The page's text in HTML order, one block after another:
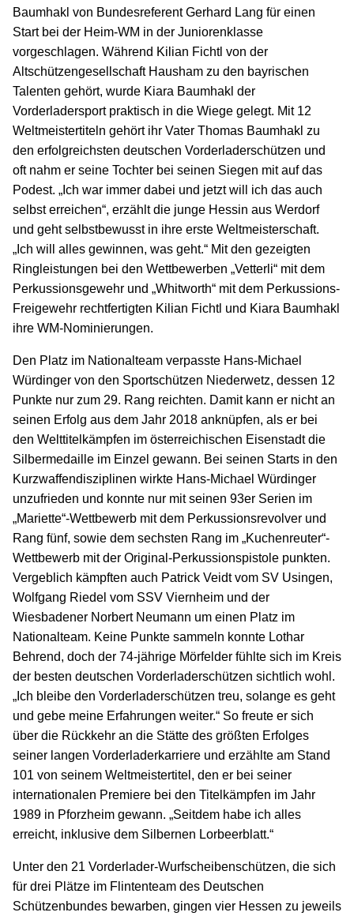
Baumhakl von Bundesreferent Gerhard Lang für einen
Start bei der Heim-WM in der Juniorenklasse
vorgeschlagen. Während Kilian Fichtl von der
Altschützengesellschaft Hausham zu den bayrischen
Talenten gehört, wurde Kiara Baumhakl der
Vorderladersport praktisch in die Wiege gelegt. Mit 12
Weltmeistertiteln gehört ihr Vater Thomas Baumhakl zu
den erfolgreichsten deutschen Vorderladerschützen und
oft nahm er seine Tochter bei seinen Siegen mit auf das
Podest. „Ich war immer dabei und jetzt will ich das auch
selbst erreichen“, erzählt die junge Hessin aus Werdorf
und geht selbstbewusst in ihre erste Weltmeisterschaft.
„Ich will alles gewinnen, was geht.“ Mit den gezeigten
Ringleistungen bei den Wettbewerben „Vetterli“ mit dem
Perkussionsgewehr und „Whitworth“ mit dem Perkussions-
Freigewehr rechtfertigten Kilian Fichtl und Kiara Baumhakl
ihre WM-Nominierungen.
Den Platz im Nationalteam verpasste Hans-Michael
Würdinger von den Sportschützen Niederwetz, dessen 12
Punkte nur zum 29. Rang reichten. Damit kann er nicht an
seinen Erfolg aus dem Jahr 2018 anknüpfen, als er bei
den Welttitelkämpfen im österreichischen Eisenstadt die
Silbermedaille im Einzel gewann. Bei seinen Starts in den
Kurzwaffendisziplinen wirkte Hans-Michael Würdinger
unzufrieden und konnte nur mit seinen 93er Serien im
„Mariette“-Wettbewerb mit dem Perkussionsrevolver und
Rang fünf, sowie dem sechsten Rang im „Kuchenreuter“-
Wettbewerb mit der Original-Perkussionspistole punkten.
Vergeblich kämpften auch Patrick Veidt vom SV Usingen,
Wolfgang Riedel vom SSV Viernheim und der
Wiesbadener Norbert Neumann um einen Platz im
Nationalteam. Keine Punkte sammeln konnte Lothar
Behrend, doch der 74-jährige Mörfelder fühlte sich im Kreis
der besten deutschen Vorderladerschützen sichtlich wohl.
„Ich bleibe den Vorderladerschützen treu, solange es geht
und gebe meine Erfahrungen weiter.“ So freute er sich
über die Rückkehr an die Stätte des größten Erfolges
seiner langen Vorderladerkarriere und erzählte am Stand
101 von seinem Weltmeistertitel, den er bei seiner
internationalen Premiere bei den Titelkämpfen im Jahr
1989 in Pforzheim gewann. „Seitdem habe ich alles
erreicht, inklusive dem Silbernen Lorbeerblatt.“
Unter den 21 Vorderlader-Wurfscheibenschützen, die sich
für drei Plätze im Flintenteam des Deutschen
Schützenbundes bewarben, gingen vier Hessen zu jeweils